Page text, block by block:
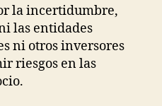
la incertidumbre,
las entidades
ni otros inversores
riesgos en las